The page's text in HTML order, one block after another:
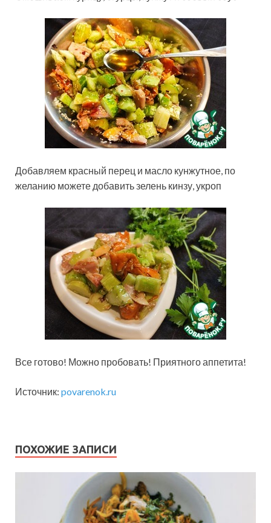
Добавляем красный перец и масло кунжутное, по
желанию можете добавить зелень кинзу, укроп
Все готово! Можно пробовать! Приятного аппетита!
Источник: povarenok.ru
ПОХОЖИЕ ЗАПИСИ